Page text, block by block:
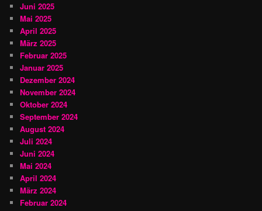
Juni 2025
Mai 2025
April 2025
März 2025
Februar 2025
Januar 2025
Dezember 2024
November 2024
Oktober 2024
September 2024
August 2024
Juli 2024
Juni 2024
Mai 2024
April 2024
März 2024
Februar 2024